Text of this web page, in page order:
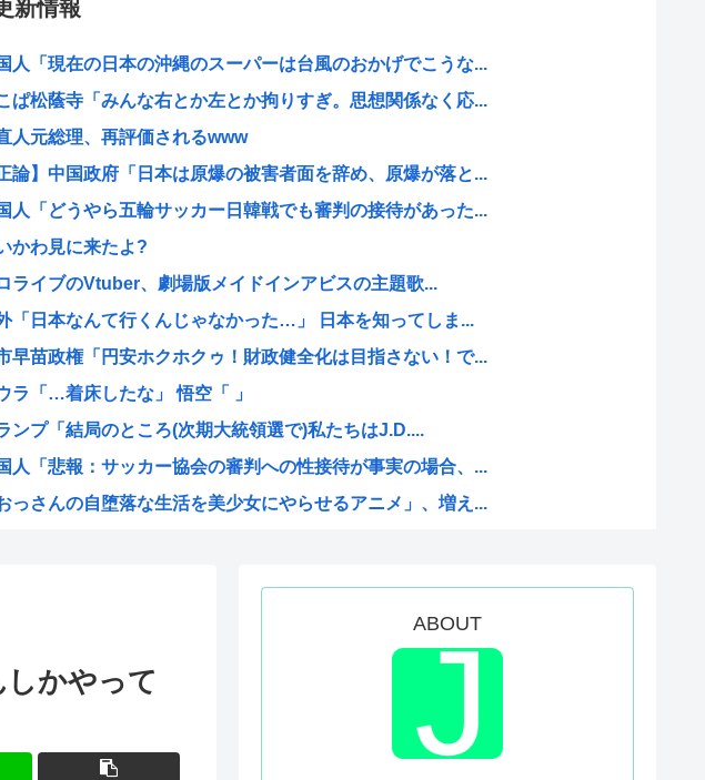
新情報
人「現在の日本の沖縄のスーパーは台風のおかげでこうな...
ぱ松蔭寺「みんな右とか左とか拘りすぎ。思想関係なく応...
人元総理、再評価されるwww
正論】中国政府「日本は原爆の被害者面を辞め、原爆が落と...
人「どうやら五輪サッカー日韓戦でも審判の接待があった...
かわ見に来たよ?
ライブのVtuber、劇場版メイドインアビスの主題歌...
「日本なんて行くんじゃなかった…」 日本を知ってしま...
早苗政権「円安ホクホクゥ！財政健全化は目指さない！で...
ラ「…着床したな」 悟空「 」
ンプ「結局のところ(次期大統領選で)私たちはJ.D....
人「悲報：サッカー協会の審判への性接待が事実の場合、...
おっさんの自堕落な生活を美少女にやらせるアニメ」、増え...
国人「竹田恒泰とか36親等を養子に迎えるなら天皇の血を...
サッカー協会、外国人審判員数十人に性的接待。羨ま死刑
国人「韓国サッカー協会が行った国際試合の性的接待の全容...
画像 】週刊少年ジャンプ、世代交代に失敗
かやって
ABOUT